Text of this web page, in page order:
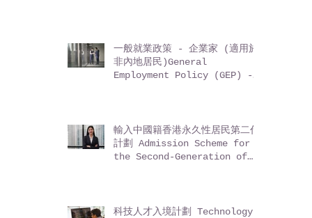
一般就業政策 - 企業家 (適用於
非內地居民)General
Employment Policy (GEP) -
輸入中國籍香港永久性居民第二代
計劃 Admission Scheme for
the Second-Generation of
科技人才入境計劃 Technology